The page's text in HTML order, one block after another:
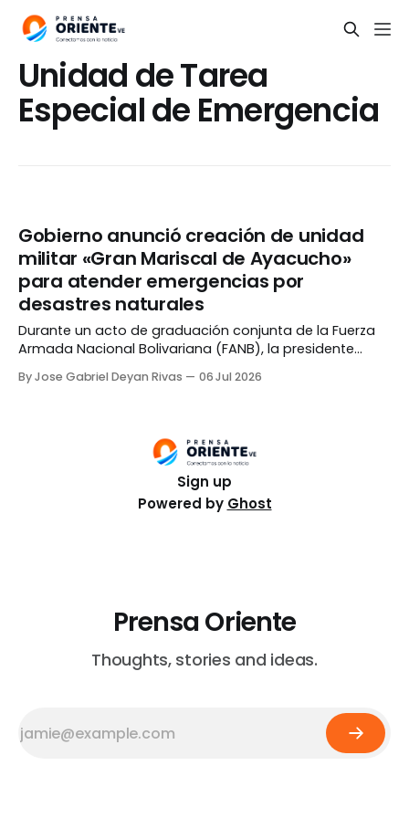
Unidad de Tarea
Especial de Emergencia
Gobierno anunció creación de unidad
militar «Gran Mariscal de Ayacucho»
para atender emergencias por
desastres naturales
Durante un acto de graduación conjunta de la Fuerza
Armada Nacional Bolivariana (FANB), la presidente
Unidad de Tarea Especial de Emergencia «Gran Mariscal
By Jose Gabriel Deyan Rivas 06 Jul 2026
Sign up
Powered by Ghost
Prensa Oriente
Thoughts, stories and ideas.